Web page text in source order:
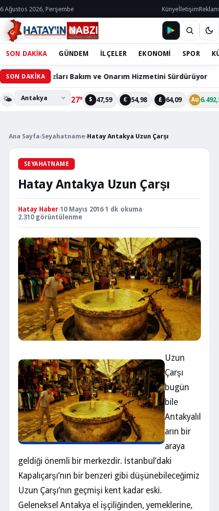
6 Ağustos 2026, Perşembe KünyeİletişimReklam
SON DAKİKA GÜNDEM İLÇELER EKONOMİ SPOR
SON DAKİKABakım ve Onarım Hizmetini Sürdürüyor 60
🌤️ 27° $ 47,59 € 54,98 £ 64,09 Au
Ana Sayfa›Seyahatname›Hatay Antakya Uzun Çarşı
SEYAHATNAME
Hatay Antakya Uzun Çarşı
Hatay Haber·10 Mayıs 2016·1 dk okuma·
2.310 görüntülenme
Uzun
Çarşı
bugün
bile
Antakyalıl
arın bir
araya
geldiği önemli bir merkezdir. İstanbul’daki
Kapalıçarşı’nın bir benzeri gibi düşünebileceğimiz
Uzun Çarşı’nın geçmişi kent kadar eski.
Geleneksel Antakya el işçiliğinden, yemeklerine,